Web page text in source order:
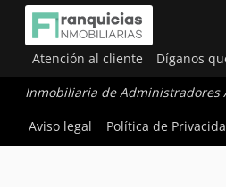
Atención al cliente Díganos
Inmobiliaria de Administradores
Aviso legal
Política de